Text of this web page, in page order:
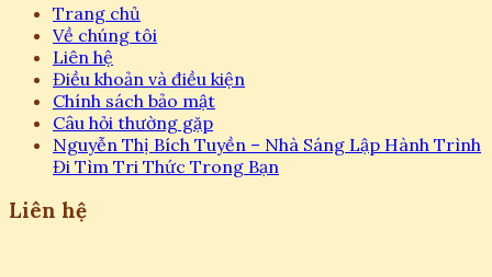
Trang chủ
Về chúng tôi
Liên hệ
Điều khoản và điều kiện
Chính sách bảo mật
Câu hỏi thường gặp
Nguyễn Thị Bích Tuyền – Nhà Sáng Lập Hành Trình
Đi Tìm Tri Thức Trong Bạn
Liên hệ